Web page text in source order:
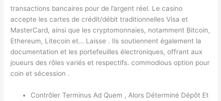
transactions bancaires pour de l’argent réel. Le casino
accepte les cartes de crédit/débit traditionnelles Visa et
MasterCard, ainsi que les cryptomonnaies, notamment Bitcoin,
Ethereum, Litecoin et… Laisse . Ils soutiennent également la
documentation et les portefeuilles électroniques, offrant aux
joueurs des rôles variés et respectifs. commodious option pour
coin et sécession .
Contrôler Terminus Ad Quem , Alors Déterminé Dépôt Et